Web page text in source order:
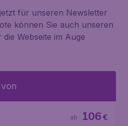
für unseren Newsletter
können Sie auch unseren
Webseite im Auge
€
106
ab